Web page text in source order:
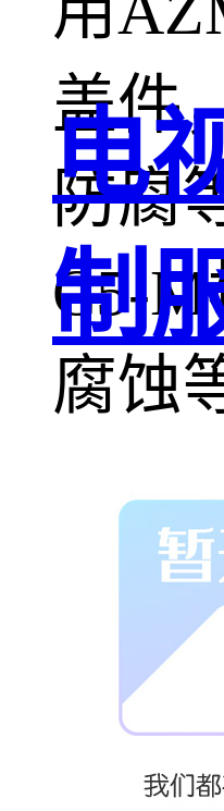
盖件
防腐
C5-
腐蚀
推动
车轻
久性
展。
电
制